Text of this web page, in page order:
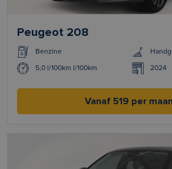
Peugeot 208
Benzine
5,0 l/100km l/100km 2024
Vanaf 519 per